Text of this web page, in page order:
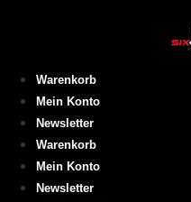
Warenkorb
Mein Konto
Newsletter
Warenkorb
Mein Konto
Newsletter